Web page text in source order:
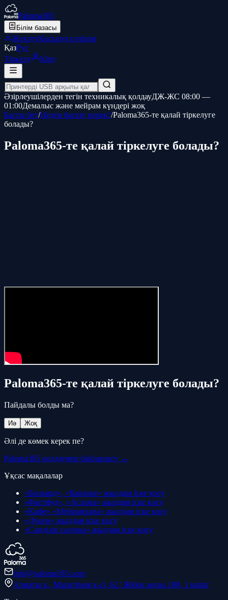
Paloma365
Білім базасы
ЖүктеуҚосылуға өтінім
ҚазРус
Тіркелу
Кіру
Әзірлеушілерден тегін техникалық қолдауДЖ-ЖС 08:00 —
01:00Демалыс және мейрам күндері жоқ
Басты бет/Неден бастау керек?/Paloma365-те қалай тіркелуге
болады?
Paloma365-те қалай тіркелуге болады?
Paloma365-те қалай тіркелуге болады?
Пайдалы болды ма?
Иә Жоқ
Әлі де көмек керек пе?
Paloma365 қолдаумен байланысу →
Ұқсас мақалалар
«Бильярд», «Караоке» жылдам іске қосу
«Фастфуд», «Асхана» жылдам іске қосу
«Кафе» «Мейрамхана» жылдам іске қосу
«Дүкен» жылдам іске қосу
«Сәнділік салоны» жылдам іске қосу
info@paloma365.com
Алматы қ., Мұратбаев к-сі, 62 / Жібек жолы 188, 1 қабат